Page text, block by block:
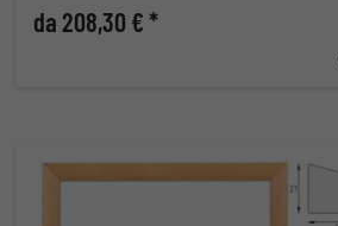
da 208,30 € *